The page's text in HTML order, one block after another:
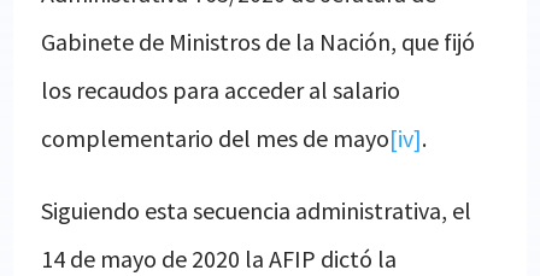
Gabinete de Ministros de la Nación, que fijó
los recaudos para acceder al salario
complementario del mes de mayo[iv].
Siguiendo esta secuencia administrativa, el
14 de mayo de 2020 la AFIP dictó la